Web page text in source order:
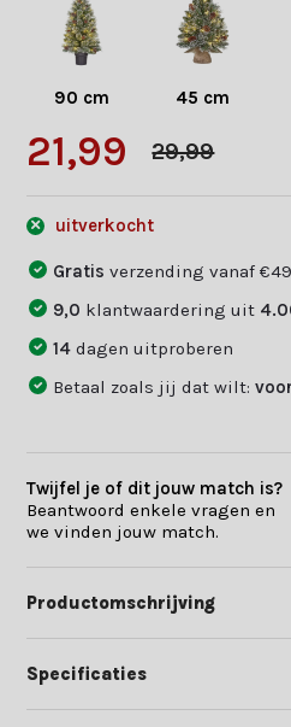
90 cm 45 cm
21,99 29,99
uitverkocht
Gratisverzending vanaf
9,0 klantwaardering uit
14dagen uitproberen
Betaal zoals jij dat wilt:
Twijfel je of dit jouw match is?
Beantwoord enkele vragen en
we vinden jouw match.
Productomschrijving
Specificaties